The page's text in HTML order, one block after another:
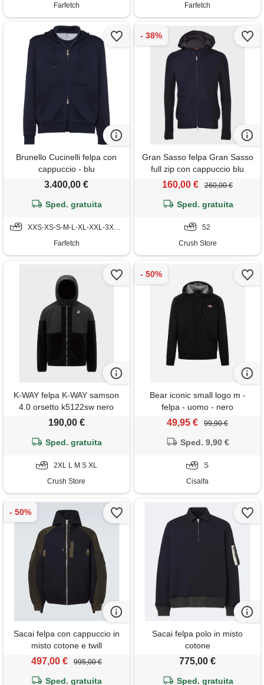
Farfetch
Farfetch
Brunello Cucinelli felpa con
cappuccio - blu
3.400,00 €
Sped. gratuita
XXS-XS-S-M-L-XL-XXL-3XL-4XL
Farfetch
Gran Sasso felpa Gran Sasso
full zip con cappuccio blu
160,00 € 260,00 €
Sped. gratuita
52
Crush Store
K-WAY felpa K-WAY samson
4.0 orsetto k5122sw nero
190,00 €
Sped. gratuita
2XL L M S XL
Crush Store
Bear iconic small logo m -
felpa - uomo - nero
49,95 € 99,90 €
Sped. 9,90 €
S
Cisalfa
Sacai felpa con cappuccio in
misto cotone e twill
497,00 € 995,00 €
Sped. gratuita
Sacai felpa polo in misto
cotone
775,00 €
Sped. gratuita